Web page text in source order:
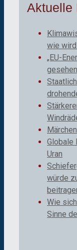
Aktuelle
wie
„EU-
Globale
Uran
würde
Wie
Sinne